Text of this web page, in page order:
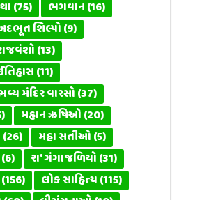
(75) ભગવાન(16)
શિલ્પો(9)
(13)
(11)
મંદિર વારસો(37)
મહાન ઋષિઓ(20)
(26) મહા સતીઓ(5)
(6) રા' ગંગાજળિયો(31)
(156) લોક સાહિત્ય(115)